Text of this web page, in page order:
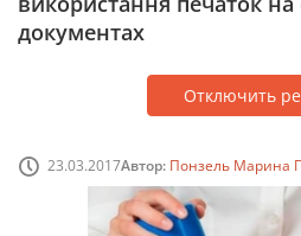
документах
Отключить
23.03.2017Автор: Понзель Марина